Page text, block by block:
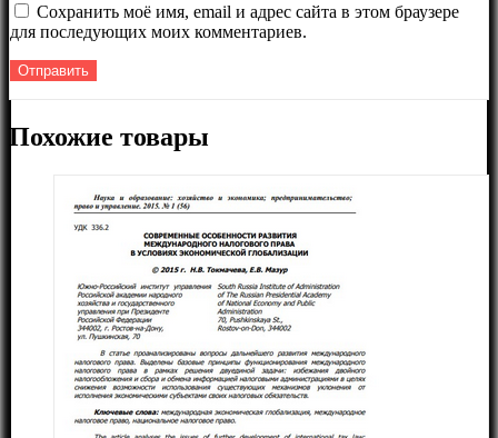
Сохранить моё имя, email и адрес сайта в этом браузере
для последующих моих комментариев.
Похожие товары